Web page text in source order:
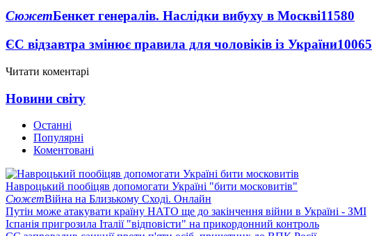
СюжетБенкет генералів. Наслідки вибуху в Москві11580
ЄС відзавтра змінює правила для чоловіків із України10065
Читати коментарі
Новини світу
Останні
Популярні
Коментовані
Навроцький пообіцяв допомогати Україні "бити московитів"
СюжетВійна на Близькому Сході. Онлайн
Путін може атакувати країну НАТО ще до закінчення війни в Україні - ЗМІ
Іспанія пригрозила Італії "відповісти" на прикордонний контроль